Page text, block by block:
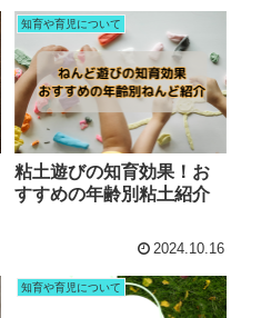
知育や育児について
粘土遊びの知育効果！お
すすめの年齢別粘土紹介
2024.10.16
知育や育児について